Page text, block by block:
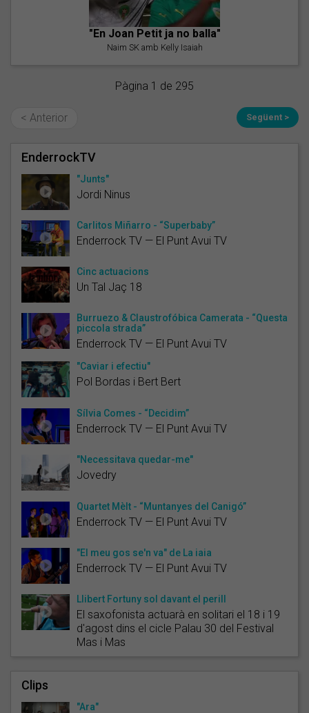
"En Joan Petit ja no balla"
Naim SK amb Kelly Isaiah
Pàgina 1 de 295
< Anterior Següent >
EnderrockTV
"Junts"
Jordi Ninus
Carlitos Miñarro - “Superbaby”
Enderrock TV — El Punt Avui TV
Cinc actuacions
Un Tal Jaç 18
Burruezo & Claustrofóbica Camerata - “Questa
piccola strada”
Enderrock TV — El Punt Avui TV
"Caviar i efectiu"
Pol Bordas i Bert Bert
Sílvia Comes - “Decidim”
Enderrock TV — El Punt Avui TV
"Necessitava quedar-me"
Jovedry
Quartet Mèlt - “Muntanyes del Canigó”
Enderrock TV — El Punt Avui TV
"El meu gos se'n va" de La iaia
Enderrock TV — El Punt Avui TV
Llibert Fortuny sol davant el perill
El saxofonista actuarà en solitari el 18 i 19
d'agost dins el cicle Palau 30 del Festival
Mas i Mas
Clips
"Ara"